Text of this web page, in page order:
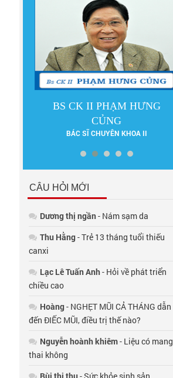
BS CK II PHẠM HƯNG
CỦNG
BÁC SĨ CHUYÊN KHOA II
CÂU HỎI MỚI
Dương thị ngần- Nám sạm da
Thu Hằng- Trẻ 13 tháng tuổi thiếu
canxi
Lạc Lê Tuấn Anh- Hỏi về phát triển
chiều cao
Hoàng- NGHẸT MŨI CẢ THÁNG dẫn
đến ĐIẾC MŨI, điều trị thế nào?
Nguyễn hoành khiêm- Liệu có mang
thai không